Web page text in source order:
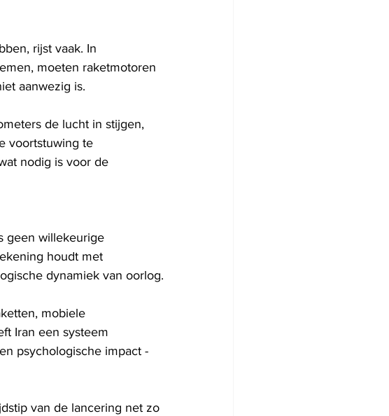
rijst vaak. In
moeten raketmotoren
aanwezig is.
de lucht in stijgen,
voortstuwing te
nodig is voor de
geen willekeurige
houdt met
dynamiek van oorlog.
mobiele
Iran een systeem
psychologische impact -
van de lancering net zo